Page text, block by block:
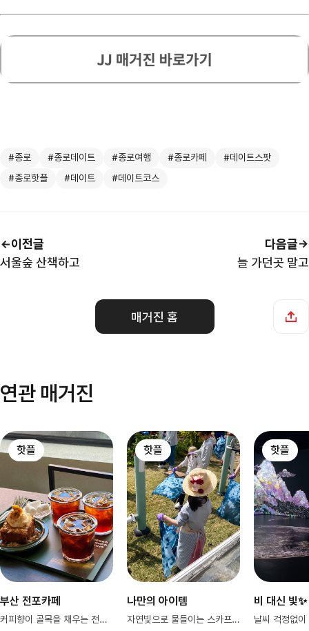
#종로 #종로데이트 #종로여행 #종로카페
#데이트스팟
#종로핫플
#데이트 #데이트코스
이전글
서울숲 산책하고
늘 가던곳 말고
다음글
매거진 홈
연관 매거진
핫플
부산 전포카페
커피향이 골목을 채우는 전포 ☕
핫플
나만의 아이템
자연빛으로 물들이는 스카프만들기 체험
핫플
비 대신 빛✨